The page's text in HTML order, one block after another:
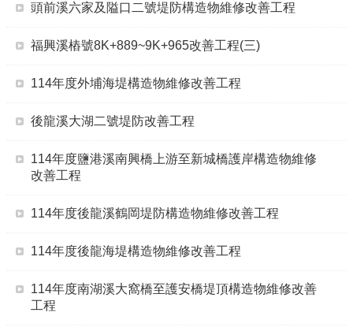
頭前溪六家及隘口二號堤防構造物維修改善工程
福興溪樁號8K+889~9K+965改善工程(三)
114年度外埔海堤構造物維修改善工程
後龍溪大湖二號堤防改善工程
114年度鹽港溪南興橋上游至新城橋護岸構造物維修
改善工程
114年度後龍溪鶴岡堤防構造物維修改善工程
114年度後龍海堤構造物維修改善工程
114年度南湖溪大窩橋至護安橋堤頂構造物維修改善
工程